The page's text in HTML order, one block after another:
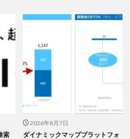
索
2026年8月7日
ダイナミックマッププラットフォ